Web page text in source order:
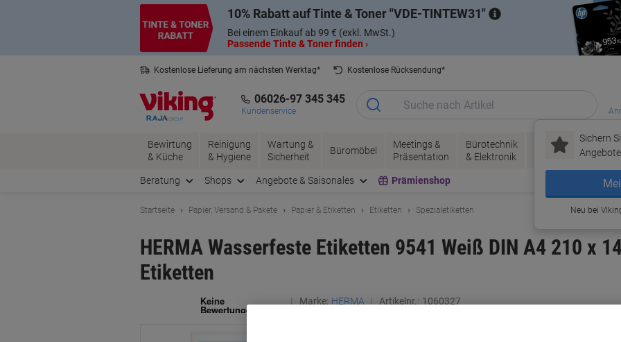
10% Rabatt auf Tinte & Toner VDE-TINTEW31
Bei einem Einkauf ab 99 € (exkl. MwSt.)
Passende Tinte & Toner finden ›
Kostenlose Lieferung am nächsten Werktag*
Kostenlose Rücksendung*
06026-97 345 345
Kundenservice
Sichern
Neu bei
Bewirtung
& Küche
Reinigung
& Hygiene
Wartung &
Sicherheit
Büromöbel
Meetings &
Präsentation
Bürotechnik
& Elektronik
Tinte &
Toner
Papier,
& Pakete
Beratung Shops Angebote & Saisonales Prämienshop
Startseite Papier, Versand & Pakete Papier & Etiketten Etiketten Spezialetiketten
HERMA Wasserfeste Etiketten 9541 Weiß DIN A4 210 x
Etiketten
Marke: HERMA Artikelnr.: 1060327